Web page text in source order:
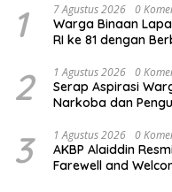
1 7 Agustus 2026 0
Warga Binaan
RI ke 81 dengan
2 1 Agustus 2026 0
Serap Aspirasi
Narkoba dan
3 1 Agustus 2026 0
AKBP Alaiddin
Farewell and